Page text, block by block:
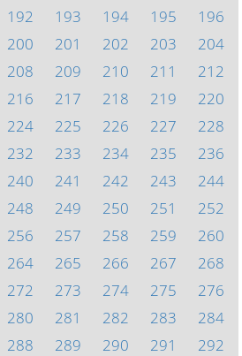
192 193 194 195
196
200 201 202 203
204
208 209 210 211
212
216 217 218 219
220
224 225 226 227
228
232 233 234 235
236
240 241 242 243
244
248 249 250 251
252
256 257 258 259
260
264 265 266 267
268
272 273 274 275
276
280 281 282 283
284
288 289 290 291
292